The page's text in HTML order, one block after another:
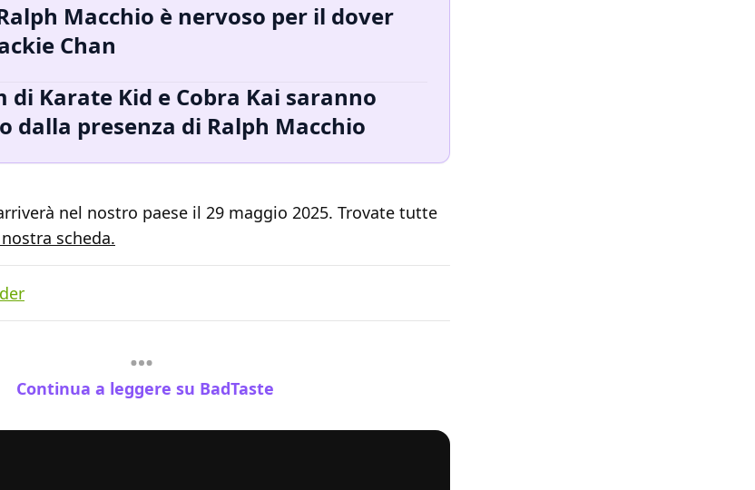
Macchio è nervoso per il dover
Chan
Karate Kid e Cobra Kai saranno
dalla presenza di Ralph Macchio
nel nostro paese il 29 maggio 2025. Trovate tutte
scheda.
Continua a leggere su BadTaste